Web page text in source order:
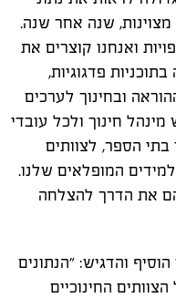
מצוינות, שנה אחר שנה.
ואנחנו קוצרים את
פדגוגיות,
ובחינוך לערכים
חינוך ולכל עובדי
בתי הספר, לצוותים
המופלאים שלנו.
את הדרך להצלחה
והדגיש: ״הנתונים
החינוכיים